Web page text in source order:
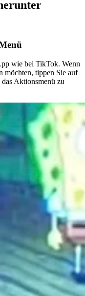
wie bei TikTok. Wenn
möchten, tippen Sie auf
Aktionsmenü zu